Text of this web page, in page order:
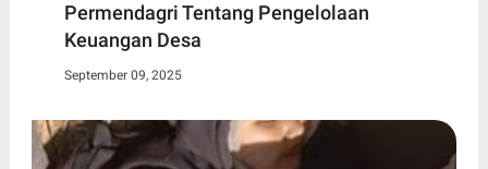
Permendagri Tentang Pengelolaan
Keuangan Desa
September 09, 2025